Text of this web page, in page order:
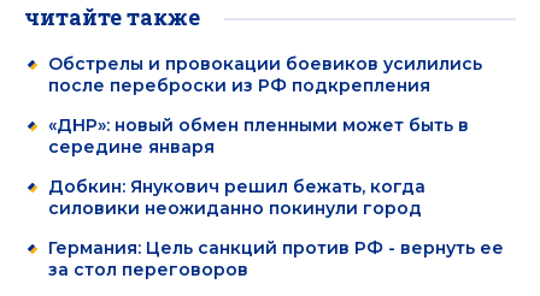
читайте также
Обстрелы и провокации боевиков усилились
после переброски из РФ подкрепления
«ДНР»: новый обмен пленными может быть в
середине января
Добкин: Янукович решил бежать, когда
силовики неожиданно покинули город
Германия: Цель санкций против РФ - вернуть ее
за стол переговоров